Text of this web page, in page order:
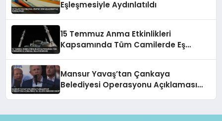
Eşleşmesiyle Aydınlatıldı
15 Temmuz Anma Etkinlikleri
Kapsamında Tüm Camilerde Eş
Mansur Yavaş’tan Çankaya
Belediyesi Operasyonu Açıklaması